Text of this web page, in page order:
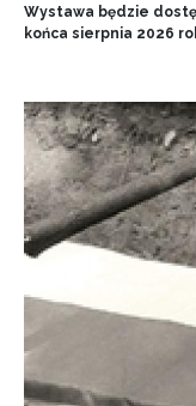
Wystawa będzie
końca sierpnia 2026